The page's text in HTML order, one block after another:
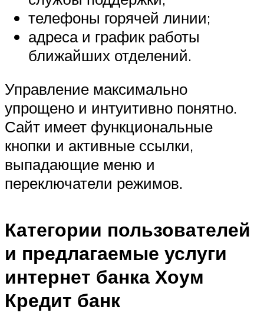
телефоны горячей линии;
адреса и график работы
ближайших отделений.
Управление максимально
упрощено и интуитивно понятно.
Сайт имеет функциональные
кнопки и активные ссылки,
выпадающие меню и
переключатели режимов.
Категории пользователей
и предлагаемые услуги
интернет банка Хоум
Кредит банк